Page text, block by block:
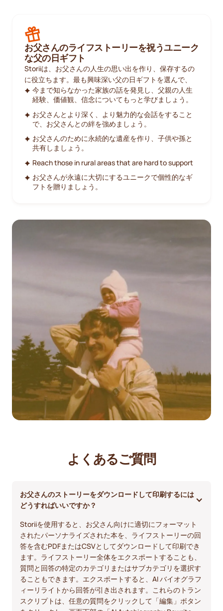
お父さんのライフストーリーを祝うユニーク
な父の日ギフト
Storiiは、お父さんの人生の思い出を作り、保存するの
に役立ちます。最も興味深い父の日ギフトを選んで、
今まで知らなかった家族の話を発見し、父親の人生
経験、価値観、信念についてもっと学びましょう。
お父さんとより深く、より魅力的な会話をすること
で、お父さんとの絆を強めましょう。
お父さんのために永続的な遺産を作り、子供や孫と
共有しましょう。
Reach those in rural areas that are hard to support
お父さんが永遠に大切にするユニークで個性的なギ
フトを贈りましょう。
よくあるご質問
お父さんのストーリーをダウンロードして印刷するには
どうすればいいですか？
Storiiを使用すると、お父さん向けに適切にフォーマット
されたパーソナライズされた本を、ライフストーリーの回
答を含むPDFまたはCSVとしてダウンロードして印刷でき
ます。ライフストーリー全体をエクスポートすることも、
質問と回答の特定のカテゴリまたはサブカテゴリを選択す
ることもできます。エクスポートすると、AI バイオグラフ
ィーリライトから回答が引き出されます。これらのトラン
スクリプトは、任意の質問をクリックして「編集」ボタン